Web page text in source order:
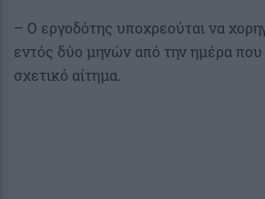
– Ο εργοδότης υποχρεούται να
εντός δύο μηνών από την ημέρα
σχετικό αίτημα.